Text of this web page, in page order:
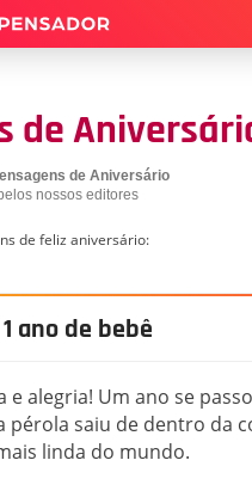
de
de Aniversário
nossos editores
de feliz aniversário:
ano de bebê
e alegria! Um ano se
pérola saiu de dentro da
linda do mundo.